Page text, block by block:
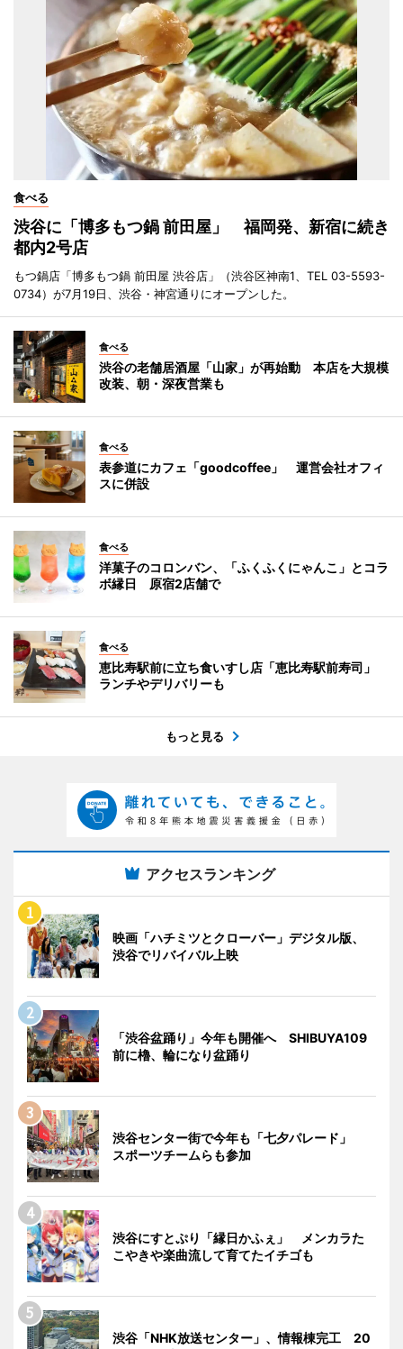
食べる
渋谷に「博多もつ鍋 前田屋」 福岡発、新宿に続き
都内2号店
もつ鍋店「博多もつ鍋 前田屋 渋谷店」（渋谷区神南1、TEL 03-5593-
0734）が7月19日、渋谷・神宮通りにオープンした。
食べる
渋谷の老舗居酒屋「山家」が再始動 本店を大規模
改装、朝・深夜営業も
食べる
表参道にカフェ「goodcoffee」 運営会社オフィ
スに併設
食べる
洋菓子のコロンバン、「ふくふくにゃんこ」とコラ
ボ縁日 原宿2店舗で
食べる
恵比寿駅前に立ち食いすし店「恵比寿駅前寿司」
ランチやデリバリーも
もっと見る
アクセスランキング
映画「ハチミツとクローバー」デジタル版、
渋谷でリバイバル上映
「渋谷盆踊り」今年も開催へ SHIBUYA109
前に櫓、輪になり盆踊り
渋谷センター街で今年も「七夕パレード」
スポーツチームらも参加
渋谷にすとぷり「縁日かふぇ」 メンカラた
こやきや楽曲流して育てたイチゴも
渋谷「NHK放送センター」、情報棟完工 20